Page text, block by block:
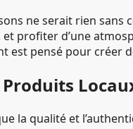
ne serait rien
profiter d’une
est pensé pour créer
Produits
la qualité et